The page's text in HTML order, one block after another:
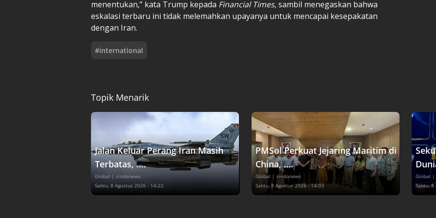
menentukan,” kata Trump kepada Financial Times, sambil menegaskan bahwa
eskalasi terbaru ini tidak melemahkan upayanya untuk mencapai kesepakatan
dengan Iran.
#international
Topik Menarik
Jalan Keluar Perang Iran Masih
Terbatas, ....
Global | sindonews
Sabtu, 8 Agustus 2026 - 14:22
PMSol Perkuat Jejaring Maritim di
China, ....
Global | sindonews
Sabtu, 8 Agustus 2026 - 14:03
Global |
Sabtu, 8